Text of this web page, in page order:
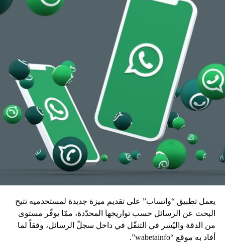
يعمل تطبيق “واتساب” على تقديم ميزة جديدة لمستخدميه تتيح
البحث عن الرسائل حسب تواريخها المحدّدة، ممّا يوفّر مستوى
من الدقة واليُسر في التنقّل في داخل سجلّ الرسائل، وفقاً لما
أفاد به موقع “wabetainfo”.